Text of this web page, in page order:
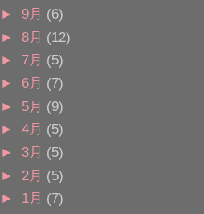
► 9月 (6)
► 8月 (12)
► 7月 (5)
► 6月 (7)
► 5月 (9)
► 4月 (5)
► 3月 (5)
► 2月 (5)
► 1月 (7)